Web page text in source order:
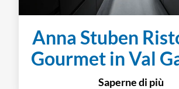
Anna Stuben
Gourmet in Val
Saperne di più